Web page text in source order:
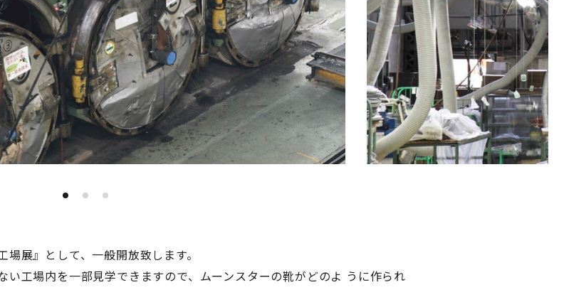
展』として、一般開放致します。
工場内を一部見学できますので、ムーンスターの靴がどのよ うに作られ